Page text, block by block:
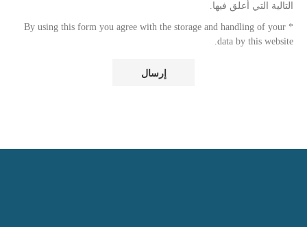
التالية التي أعلق فيها.
* By using this form you agree with the storage and handling of your
data by this website.